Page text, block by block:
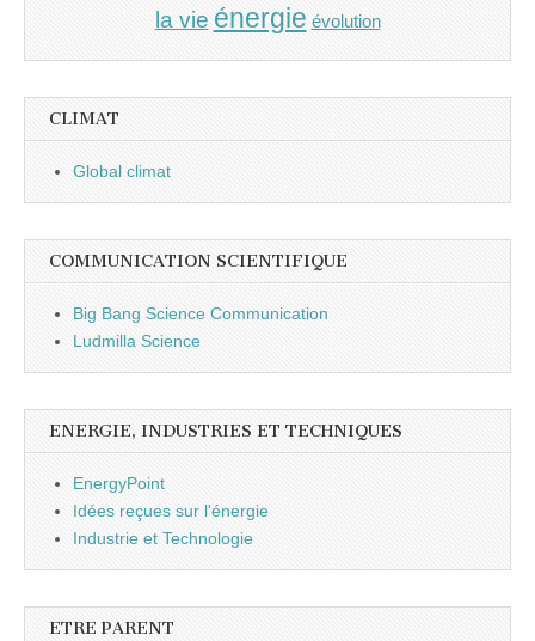
la vie énergie évolution
CLIMAT
Global climat
COMMUNICATION SCIENTIFIQUE
Big Bang Science Communication
Ludmilla Science
ENERGIE, INDUSTRIES ET TECHNIQUES
EnergyPoint
Idées reçues sur l'énergie
Industrie et Technologie
ETRE PARENT